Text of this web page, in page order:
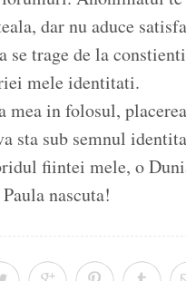
dar nu aduce
se trage de la
mele identitati.
mea in folosul,
sta sub semnul
fiintei mele, o
nascuta!